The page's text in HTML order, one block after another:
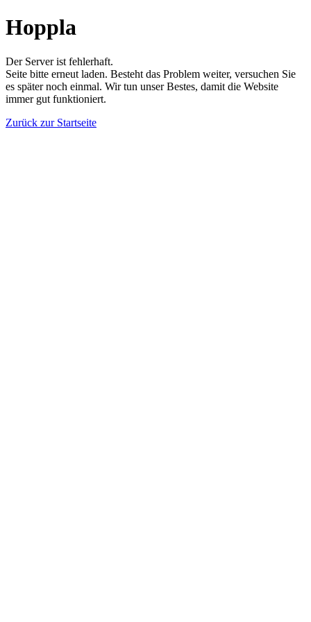
Hoppla
Der Server ist fehlerhaft.
Seite bitte erneut laden. Besteht das Problem weiter, versuchen Sie
es später noch einmal. Wir tun unser Bestes, damit die Website
immer gut funktioniert.
Zurück zur Startseite